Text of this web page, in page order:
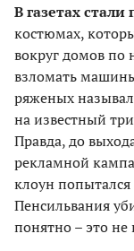
В газетах стали
костюмах,
вокруг домов по
взломать
ряженых
на известный
Правда, до
рекламной
клоун попытался
Пенсильвания
понятно – это